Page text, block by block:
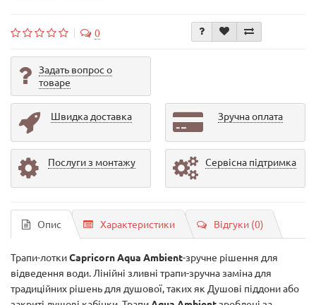
0
Задать вопрос о
товаре
Швидка доставка Зручна оплата
Послуги з монтажу Сервісна підтримка
Опис Характеристики Відгуки (0)
Трапи-лоткиCapricorn Aqua Ambient-зручне рішення для
відведення води. Лінійні зливні трапи-зручна заміна для
традиційних рішень для душової, таких як Душові піддони або